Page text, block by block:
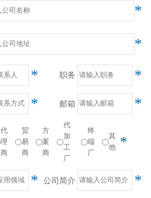
*
*
* 职务 *
* 邮箱 *
代
理
商
贸
易
商
方
案
商
代
加
工
厂
终
端
厂
其
他
*
* 公司简介 *